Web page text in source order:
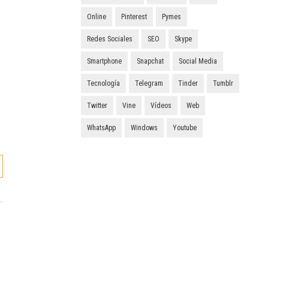
Online Pinterest Pymes
Redes Sociales SEO Skype
Smartphone Snapchat Social Media
Tecnología Telegram Tinder Tumblr
Twitter Vine Vídeos Web
WhatsApp Windows Youtube